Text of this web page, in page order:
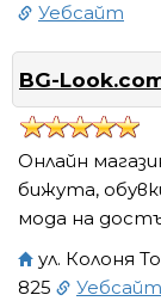
Уебсайт
BG-
Онлайн
бижута,
мода на
ул. Колоня
825
Уебсайт